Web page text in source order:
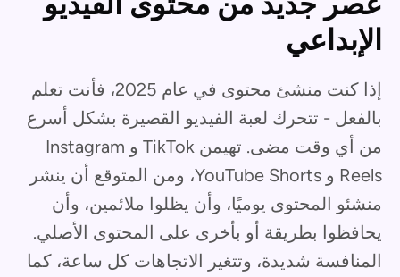
الإبداعي
إذا كنت منشئ محتوى في عام 2025، فأنت تعلم
بالفعل - تتحرك لعبة الفيديو القصيرة بشكل أسرع
من أي وقت مضى. تهيمن TikTok و Instagram
Reels و YouTube Shorts، ومن المتوقع أن ينشر
منشئو المحتوى يوميًا، وأن يظلوا ملائمين، وأن
يحافظوا بطريقة أو بأخرى على المحتوى الأصلي.
المنافسة شديدة، وتتغير الاتجاهات كل ساعة، كما